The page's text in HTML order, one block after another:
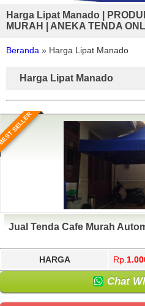
Harga Lipat Manado |
MURAH | ANEKA TENDA
Beranda » Harga Lipat Manado
Harga Lipat Manado
SELLER
Jual Tenda Cafe Murah
HARGA Rp.
Chat